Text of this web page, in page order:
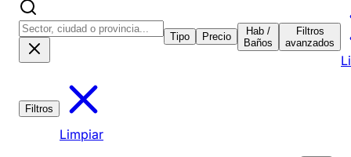
Tipo Precio
Hab /
Baños
Filtros
avanzados
Filtros
Limpiar